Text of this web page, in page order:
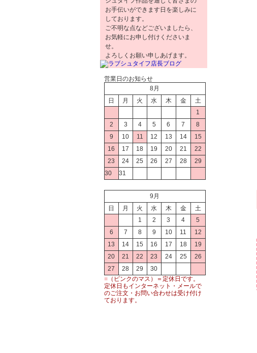
お手伝いができます日を楽しみに
しております。
ご不明な点などございましたら、
お気軽にお申し付けくださいま
せ。
よろしくお願い申しあげます。
営業日のお知らせ
8月
日
月 火 水 木 金
土
1
2
3 4 5 6 7
8
9
10 11 12 13 14
15
16
17 18 19 20 21
22
23
24 25 26 27 28
29
30
31
9月
日
月 火 水 木 金
土
1
2 3 4
5
6
7 8 9 10 11
12
13
14 15 16 17 18
19
20
21 22 23 24 25
26
27
28 29
30
■（ピンクのマス）＝定休日です。
定休日もインターネット・メールで
のご注文・お問い合わせは受け付け
ております。